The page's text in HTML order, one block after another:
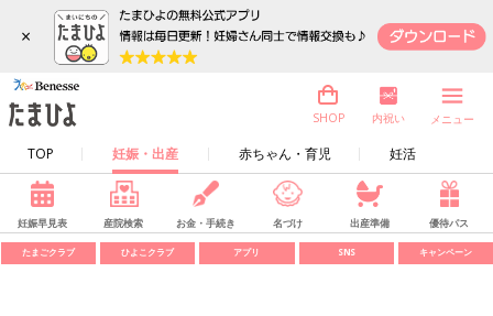
×
TOP 妊娠・出産 赤ちゃん・育児 妊活
SHOP 内祝い メニュー
妊娠早見表 産院検索 お金・手続き 名づけ 出産準備 優待パス
たまごクラブ ひよこクラブ アプリ SNS キャンペーン